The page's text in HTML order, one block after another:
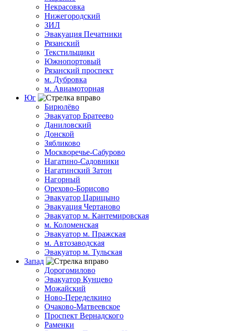
Некрасовка
Нижегородский
ЗИЛ
Эвакуация Печатники
Рязанский
Текстильщики
Южнопортовый
Рязанский проспект
м. Дубровка
м. Авиамоторная
Юг
Бирюлёво
Эвакуатор Братеево
Даниловский
Донской
Зябликово
Москворечье-Сабурово
Нагатино-Садовники
Нагатинский Затон
Нагорный
Орехово-Борисово
Эвакуатор Царицыно
Эвакуация Чертаново
Эвакуатор м. Кантемировская
м. Коломенская
Эвакуатор м. Пражская
м. Автозаводская
Эвакуатор м. Тульская
Запад
Дорогомилово
Эвакуатор Кунцево
Можайский
Ново-Переделкино
Очаково-Матвеевское
Проспект Вернадского
Раменки